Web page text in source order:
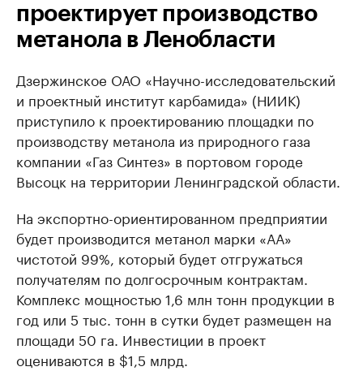
проектирует производство
метанола в Ленобласти
Дзержинское ОАО «Научно-исследовательский
и проектный институт карбамида» (НИИК)
приступило к проектированию площадки по
производству метанола из природного газа
компании «Газ Синтез» в портовом городе
Высоцк на территории Ленинградской области.
На экспортно-ориентированном предприятии
будет производится метанол марки «АА»
чистотой 99%, который будет отгружаться
получателям по долгосрочным контрактам.
Комплекс мощностью 1,6 млн тонн продукции в
год или 5 тыс. тонн в сутки будет размещен на
площади 50 га. Инвестиции в проект
оцениваются в $1,5 млрд.